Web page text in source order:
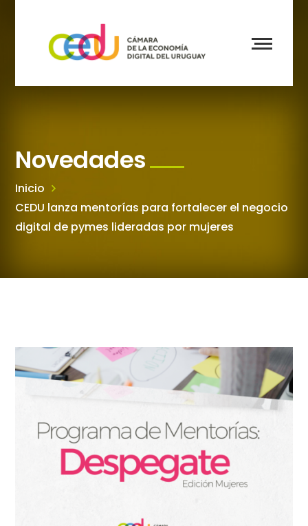
Novedades
Inicio
CEDU lanza mentorías para fortalecer el negocio
digital de pymes lideradas por mujeres